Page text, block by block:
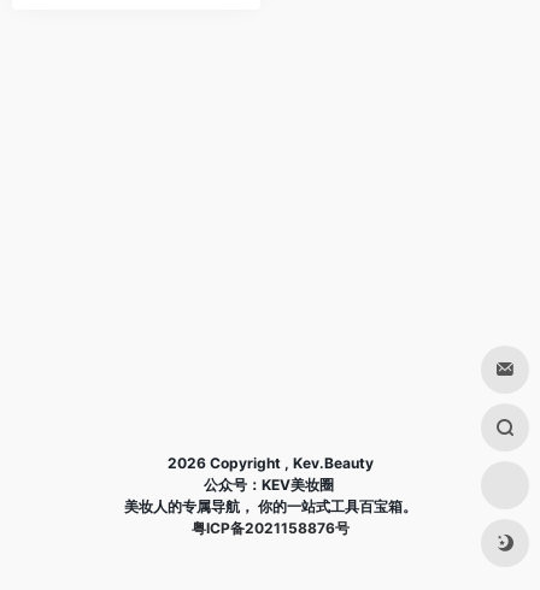
2026 Copyright , Kev.Beauty
公众号：KEV美妆圈
美妆人的专属导航， 你的一站式工具百宝箱。
粤ICP备2021158876号